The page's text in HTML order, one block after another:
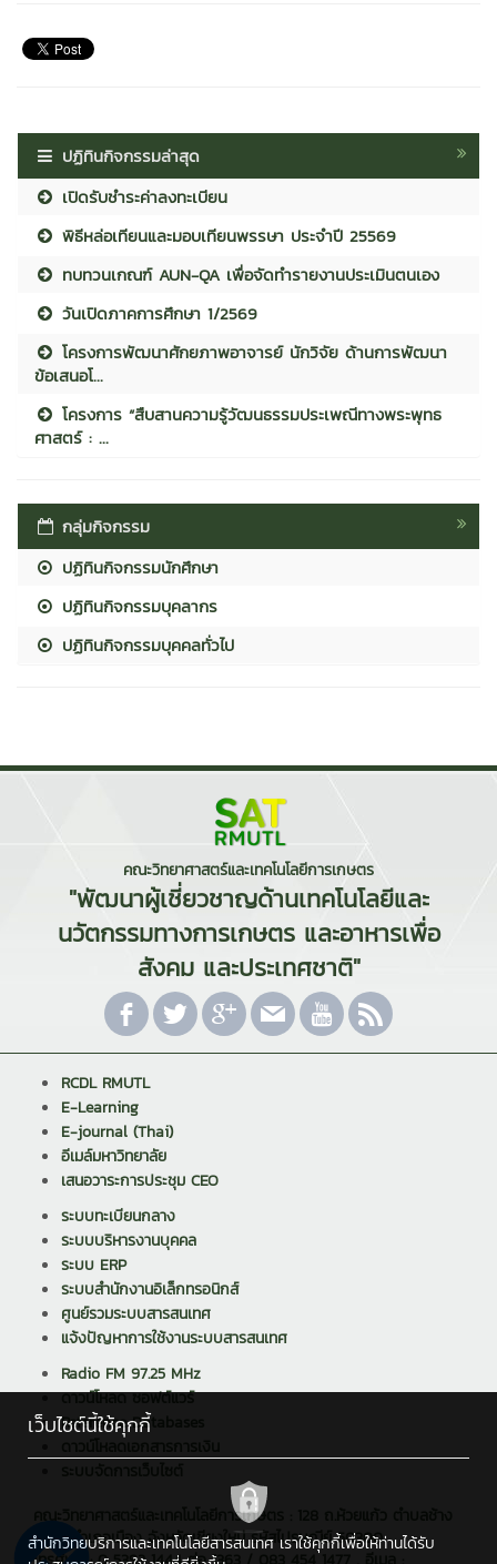
ปฏิทินกิจกรรมล่าสุด
เปิดรับชำระค่าลงทะเบียน
พิธีหล่อเทียนและมอบเทียนพรรษา ประจำปี 25569
ทบทวนเกณฑ์ AUN-QA เพื่อจัดทำรายงานประเมินตนเอง
วันเปิดภาคการศึกษา 1/2569
โครงการพัฒนาศักยภาพอาจารย์ นักวิจัย ด้านการพัฒนา
ข้อเสนอโ...
โครงการ “สืบสานความรู้วัฒนธรรมประเพณีทางพระพุทธ
ศาสตร์ : ...
กลุ่มกิจกรรม
ปฏิทินกิจกรรมนักศึกษา
ปฏิทินกิจกรรมบุคลากร
ปฏิทินกิจกรรมบุคคลทั่วไป
คณะวิทยาศาสตร์และเทคโนโลยีการเกษตร
"พัฒนาผู้เชี่ยวชาญด้านเทคโนโลยีและ
นวัตกรรมทางการเกษตร และอาหารเพื่อ
สังคม และประเทศชาติ"
RCDL RMUTL
E-Learning
E-journal (Thai)
อีเมล์มหาวิทยาลัย
เสนอวาระการประชุม CEO
ระบบทะเบียนกลาง
ระบบบริหารงานบุคคล
ระบบ ERP
ระบบสำนักงานอิเล็กทรอนิกส์
ศูนย์รวมระบบสารสนเทศ
แจ้งปัญหาการใช้งานระบบสารสนเทศ
Radio FM 97.25 MHz
ดาวน์โหลด ซอฟต์แวร์
Reference Databases
คณะวิทยาศาสตร์และเทคโนโลยีการเกษตร : 128 ถ.ห้วยแก้ว ตำบลช้าง
เผือก อำเภอเมือง จังหวัดเชียงใหม่ รหัสไปรษณีย์ 50300
เว็บไซต์นี้ใช้คุกกี้
สำนักวิทยบริการและเทคโนโลยีสารสนเทศ เราใช้คุกกี้เพื่อให้ท่านได้รับ